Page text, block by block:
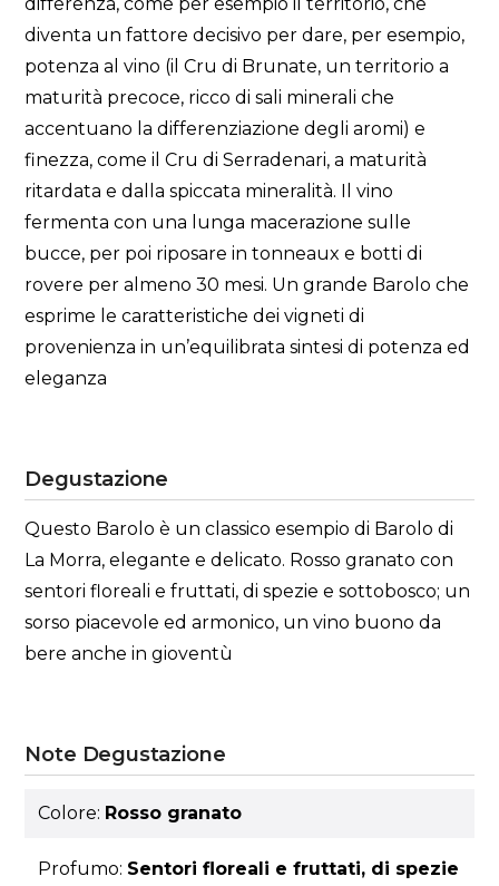
differenza, come per esempio il territorio, che
diventa un fattore decisivo per dare, per esempio,
potenza al vino (il Cru di Brunate, un territorio a
maturità precoce, ricco di sali minerali che
accentuano la differenziazione degli aromi) e
finezza, come il Cru di Serradenari, a maturità
ritardata e dalla spiccata mineralità. Il vino
fermenta con una lunga macerazione sulle
bucce, per poi riposare in tonneaux e botti di
rovere per almeno 30 mesi. Un grande Barolo che
esprime le caratteristiche dei vigneti di
provenienza in un’equilibrata sintesi di potenza ed
eleganza
Degustazione
Questo Barolo è un classico esempio di Barolo di
La Morra, elegante e delicato. Rosso granato con
sentori floreali e fruttati, di spezie e sottobosco; un
sorso piacevole ed armonico, un vino buono da
bere anche in gioventù
Note Degustazione
Colore: Rosso granato
Profumo: Sentori floreali e fruttati, di spezie